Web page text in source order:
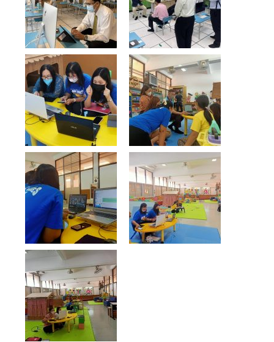
ศูนย์บริการ
- ศูนย์เครื่องมือปฏิบัติการวิทยาศาสตร์
- ศูนย์สิ่งแวดล้อม
- ศูนย์ปัญญาประดิษฐ์เพื่อการศึกษา
สหกิจศึกษา
ข่าว
- ข่าวประชาสัมพันธ์
- กิจกรรม
- ข่าวประชาสัมพันธ์ภายนอก
- ทุน/สมัครงาน/ศึกษาต่อ
วารสารคณะ
ผลงานคณะ
- ฐานข้อมูลงานวิจัย
- การจัดการความรู้ (KM Scitech)